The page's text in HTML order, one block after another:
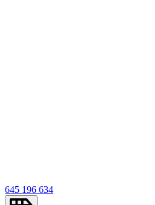
645 196 634